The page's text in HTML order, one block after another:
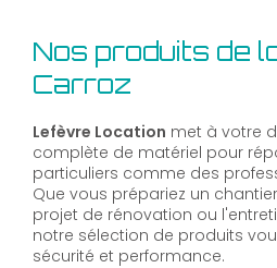
Nos produits de
Carroz
Lefèvre Location met à votre
complète de matériel pour
particuliers comme des
Que vous prépariez un
projet de rénovation ou
notre sélection de produits
sécurité et performance.